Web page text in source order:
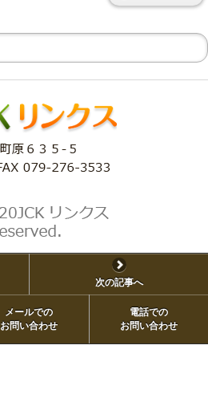
次の記事へ
メールでの
お問い合わせ
電話での
お問い合わせ